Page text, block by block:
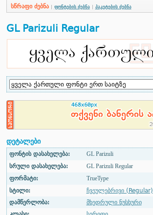
სწრაფი ძებნა ფონტების ძებნა პაკეტების ძებნა
GL Parizuli Regular
დეტალები
ფონტის დასახელება:
GL Parizuli
სრული დასახელება:
GL Parizuli Regular
ფორმატი:
TrueType
სტილი:
ჩვეულებრივი (Regular)
დამწერლობა:
მხედრული ნუსხური